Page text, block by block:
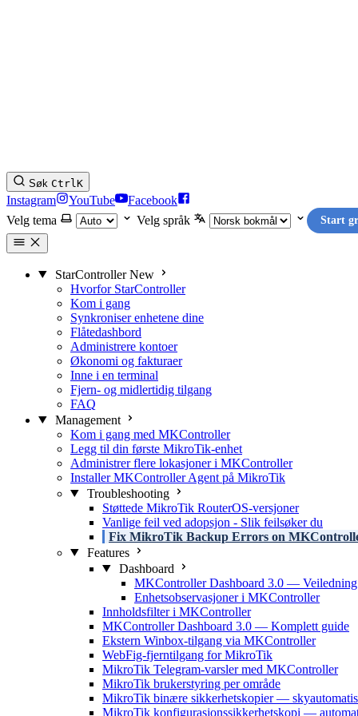
Søk CtrlK
Instagram YouTube
Facebook
Velg tema
Velg språk Start
StarController New
Hvorfor StarController
Kom i gang
Synkroniser enhetene dine
Flåtedashbord
Administrere kontoer
Økonomi og fakturaer
Inne i en terminal
Fjern- og midlertidig tilgang
FAQ
Management
Kom i gang med MKController
Legg til din første MikroTik-enhet
Administrer flere lokasjoner i MKController
Installer MKController Agent på MikroTik
Troubleshooting
Støttede MikroTik RouterOS-versjoner
Vanlige feil ved adopsjon - Slik feilsøker du
Fix MikroTik Backup Errors on
Features
Dashboard
MKController Dashboard 3.0 — Veiledning
Enhetsobservasjoner i MKController
Innholdsfilter i MKController
MKController Dashboard 3.0 — Komplett guide
Ekstern Winbox-tilgang via MKController
WebFig-fjerntilgang for MikroTik
MikroTik Telegram-varsler med MKController
MikroTik brukerstyring per område
MikroTik binære sikkerhetskopier —
MikroTik konfigurasjonssikkerhetskopi —